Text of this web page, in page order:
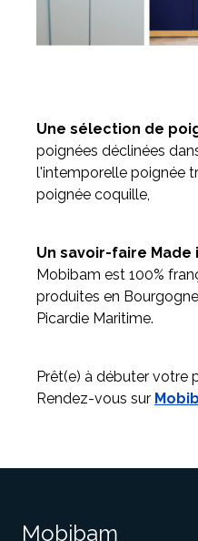
Une sélection de
poignées déclinées
l'intemporelle poignée
poignée coquille,
Un savoir-faire Made
Mobibam est 100%
produites en
Picardie Maritime.
Prêt(e) à débuter votre
Rendez-vous sur
Mobibam